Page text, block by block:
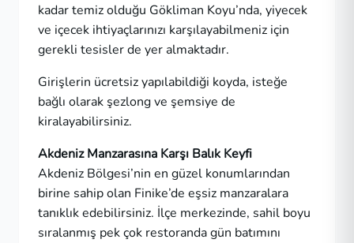
kadar temiz olduğu Gökliman Koyu’nda, yiyecek
ve içecek ihtiyaçlarınızı karşılayabilmeniz için
gerekli tesisler de yer almaktadır.
Girişlerin ücretsiz yapılabildiği koyda, isteğe
bağlı olarak şezlong ve şemsiye de
kiralayabilirsiniz.
Akdeniz Manzarasına Karşı Balık Keyfi
Akdeniz Bölgesi’nin en güzel konumlarından
birine sahip olan Finike’de eşsiz manzaralara
tanıklık edebilirsiniz. İlçe merkezinde, sahil boyu
sıralanmış pek çok restoranda gün batımını